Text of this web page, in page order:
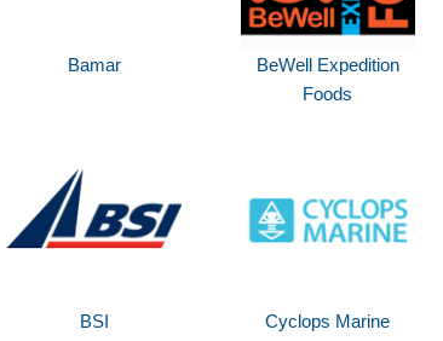
Bamar
BeWell Expedition
Foods
BSI Cyclops Marine